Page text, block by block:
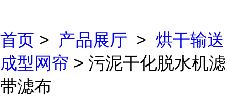
首页 > 产品展厅 > 烘干输送
成型网帘 > 污泥干化脱水机滤
带滤布